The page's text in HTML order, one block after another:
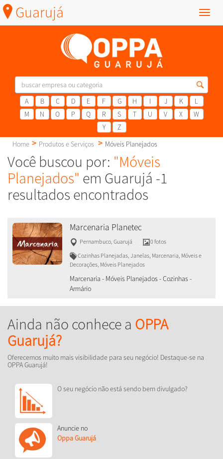
Menu
Guarujá
A B C D E F G H I J K
L
M
N O P Q R S T U V X
W
Y
Z
Home
Produtos e Serviços Móveis Planejados
Você buscou por: "Móveis
Planejados" em Guarujá -1
resultados encontrados
Marcenaria Planetec
Pernambuco, Guarujá
0 fotos
Cozinhas Planejadas, Janelas, Marcenaria, Móveis e
Decorações, Móveis Planejados
Marcenaria - Móveis Planejados - Cozinhas -
Armário
Ainda não conhece a OPPA
Guarujá?
Oferecemos muito mais visibilidade para seu negócio! Destaque-se na
OPPA Guarujá!
O seu negócio não está sendo bem divulgado?
Anuncie no
Oppa Guarujá